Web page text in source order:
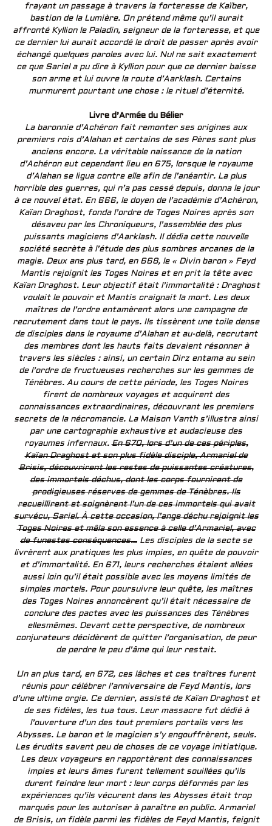
frayant un passage à travers la forteresse de Kaïber,
bastion de la Lumière. On prétend même qu’il aurait
affronté Kyllion le Paladin, seigneur de la forteresse, et que
ce dernier lui aurait accordé le droit de passer après avoir
échangé quelques paroles avec lui. Nul ne sait exactement
ce que Sariel a pu dire à Kyllion pour que ce dernier baisse
son arme et lui ouvre la route d’Aarklash. Certains
murmurent pourtant une chose : le rituel d’éternité.
Livre d’Armée du Bélier
La baronnie d’Achéron fait remonter ses origines aux
premiers rois d’Alahan et certains de ses Pères sont plus
anciens encore. La véritable naissance de la nation
d’Achéron eut cependant lieu en 675, lorsque le royaume
d’Alahan se ligua contre elle afin de l’anéantir. La plus
horrible des guerres, qui n’a pas cessé depuis, donna le jour
à ce nouvel état. En 666, le doyen de l’académie d’Achéron,
Kaïan Draghost, fonda l’ordre de Toges Noires après son
désaveu par les Chroniqueurs, l’assemblée des plus
puissants magiciens d’Aarklash. Il dédia cette nouvelle
société secrète à l’étude des plus sombres arcanes de la
magie. Deux ans plus tard, en 668, le « Divin baron » Feyd
Mantis rejoignit les Toges Noires et en prit la tête avec
Kaïan Draghost. Leur objectif était l’immortalité : Draghost
voulait le pouvoir et Mantis craignait la mort. Les deux
maîtres de l’ordre entamèrent alors une campagne de
recrutement dans tout le pays. Ils tissèrent une toile dense
de disciples dans le royaume d’Alahan et au-delà, recrutant
des membres dont les hauts faits devaient résonner à
travers les siècles : ainsi, un certain Dirz entama au sein
de l’ordre de fructueuses recherches sur les gemmes de
Ténèbres. Au cours de cette période, les Toges Noires
firent de nombreux voyages et acquirent des
connaissances extraordinaires, découvrant les premiers
secrets de la nécromancie. La Maison Vanth s’illustra ainsi
par une cartographie exhaustive et audacieuse des
royaumes infernaux.En 670, lors d’un de ces périples,
Kaïan Draghost et son plus fidèle disciple, Armariel de
Brisis, découvrirent les restes de puissantes créatures,
des immortels déchus, dont les corps fournirent de
prodigieuses réserves de gemmes de Ténèbres. Ils
recueillirent et soignèrent l’un de ces immortels qui avait
survécu, Sariel. À cette occasion, l’ange déchu rejoignit les
Toges Noires et mêla son essence à celle d’Armariel, avec
de funestes conséquences… Les disciples de la secte se
livrèrent aux pratiques les plus impies, en quête de pouvoir
et d’immortalité. En 671, leurs recherches étaient allées
aussi loin qu’il était possible avec les moyens limités de
simples mortels. Pour poursuivre leur quête, les maîtres
des Toges Noires annoncèrent qu’il était nécessaire de
conclure des pactes avec les puissances des Ténèbres
ellesmêmes. Devant cette perspective, de nombreux
conjurateurs décidèrent de quitter l’organisation, de peur
de perdre le peu d’âme qui leur restait.
Un an plus tard, en 672, ces lâches et ces traîtres furent
réunis pour célébrer l’anniversaire de Feyd Mantis, lors
d’une ultime orgie. Ce dernier, assisté de Kaïan Draghost et
de ses fidèles, les tua tous. Leur massacre fut dédié à
l’ouverture d’un des tout premiers portails vers les
Abysses. Le baron et le magicien s’y engouffrèrent, seuls.
Les érudits savent peu de choses de ce voyage initiatique.
Les deux voyageurs en rapportèrent des connaissances
impies et leurs âmes furent tellement souillées qu’ils
durent feindre leur mort : leur corps déformés par les
expériences qu’ils vécurent dans les Abysses était trop
marqués pour les autoriser à paraître en public. Armariel
de Brisis, un fidèle parmi les fidèles de Feyd Mantis, feignit